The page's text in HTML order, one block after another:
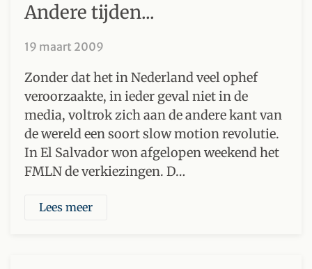
Andere tijden...
19 maart 2009
Zonder dat het in Nederland veel ophef
veroorzaakte, in ieder geval niet in de
media, voltrok zich aan de andere kant van
de wereld een soort slow motion revolutie.
In El Salvador won afgelopen weekend het
FMLN de verkiezingen. D…
Lees meer